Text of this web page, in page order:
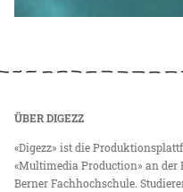
ÜBER DIGEZZ
«Digezz» ist die
«Multimedia Production» an der
Berner Fachhochschule.